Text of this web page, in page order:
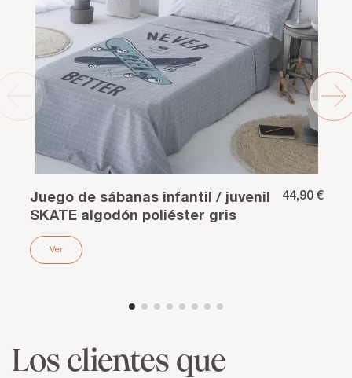
Juego de sábanas infantil / juvenil
SKATE algodón poliéster gris
44,90 €
Ver
Los clientes que